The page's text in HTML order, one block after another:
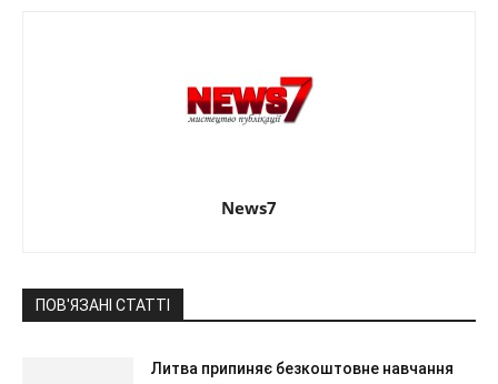
News7
ПОВ'ЯЗАНІ СТАТТІ
Литва припиняє безкоштовне навчання